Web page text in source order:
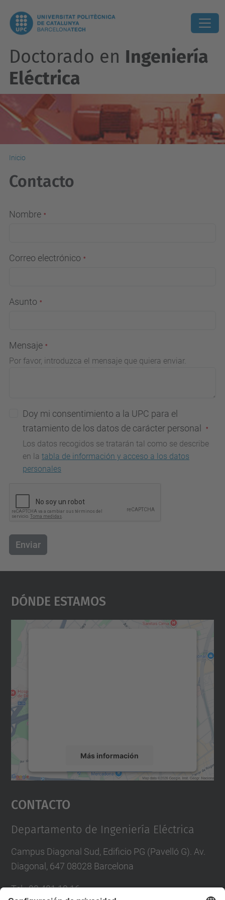
Doctorado en Ingeniería
Eléctrica
Inicio
Contacto
Nombre
Correo electrónico
Asunto
Mensaje
Por favor, introduzca el mensaje que quiera enviar.
Doy mi consentimiento a la UPC para el
tratamiento de los datos de carácter personal
Los datos recogidos se tratarán tal como se describe
en la tabla de información y acceso a los datos
personales
Enviar
Dónde Estamos
Más información
Aceptar
powered by
Contacto
Departamento de Ingeniería Eléctrica
Campus Diagonal Sud, Edificio PG (Pavelló G). Av.
Diagonal, 647 08028 Barcelona
Tel.:93 401 19 16